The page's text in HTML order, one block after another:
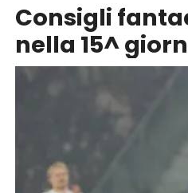
Consigli
nella 15^